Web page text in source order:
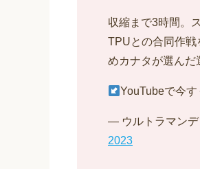
収縮まで3時間。
TPUとの合同作戦
めカナタが選んだ
YouTubeで今す
— ウルトラマンデ
2023